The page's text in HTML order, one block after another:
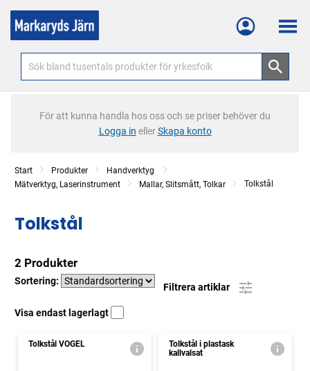
Meny
För att kunna handla hos oss och se priser behöver du
Logga in ellerSkapa konto
Start Produkter
Handverktyg
Mätverktyg, Laserinstrument
Mallar, Slitsmått, Tolkar Tolkstål
Tolkstål
2 Produkter
Sortering:
Filtrera artiklar
Visa endast lagerlagt
Tolkstål VOGEL
Tolkstål i plastask
kallvalsat